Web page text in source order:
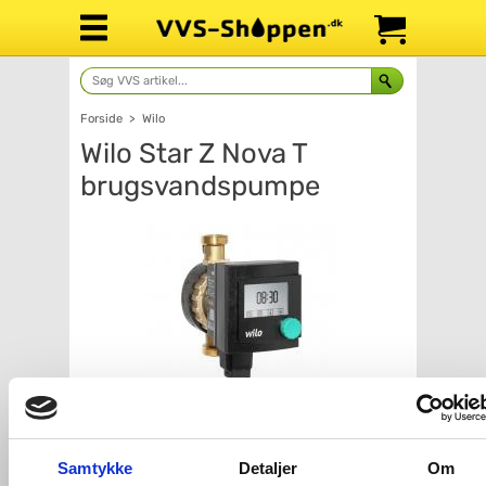
Samtykke Detaljer Om
Forside > Wilo
Wilo Star Z Nova T
brugsvandspumpe